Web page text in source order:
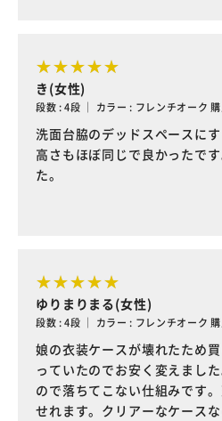
き(女性)
段数 : 4段 ｜ カラー : フレンチオーク 購
洗面台脇のデッドスペースにす
高さもほぼ同じで良かったで
た。
ゆりまりまる(女性)
段数 : 4段 ｜ カラー : フレンチオーク 購
娘の衣装ケースが壊れたため
っていたのでお安く変えまし
ので落ちてこない仕組みです
せれます。クリアーなケース